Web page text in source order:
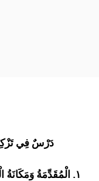
دَرْسٌ فِي
١. الْمُقَدِّمَةُ وَمَكَانَةُ الْقَلْبِ